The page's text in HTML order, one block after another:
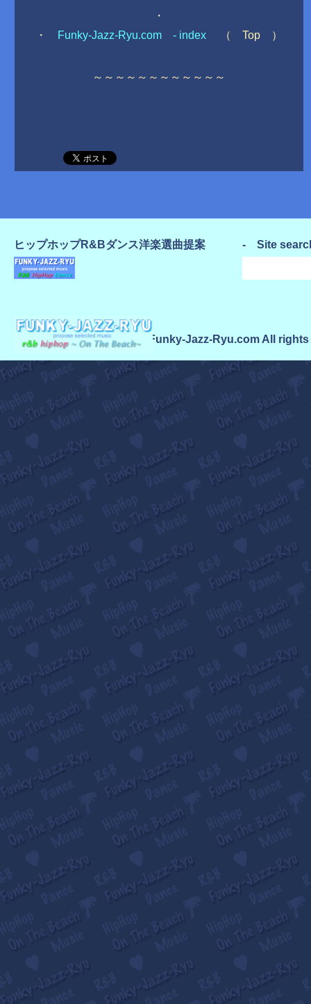
・
・
Funky-Jazz-Ryu.com - index （ Top ）
～～～～～～～～～～～～
ヒップホップR&Bダンス洋楽選曲提案 - Site
© 2026 Funky-Jazz-Ryu.com All rights